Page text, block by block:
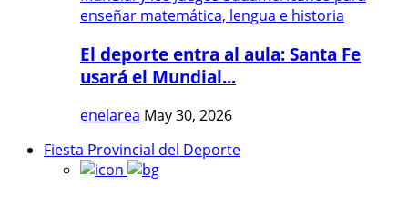
El deporte entra al aula: Santa Fe
usará el Mundial...
enelarea May 30, 2026
Fiesta Provincial del Deporte